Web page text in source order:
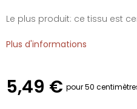
Le plus produit: ce tissu est
Plus d'informations
5,49 € pour 50